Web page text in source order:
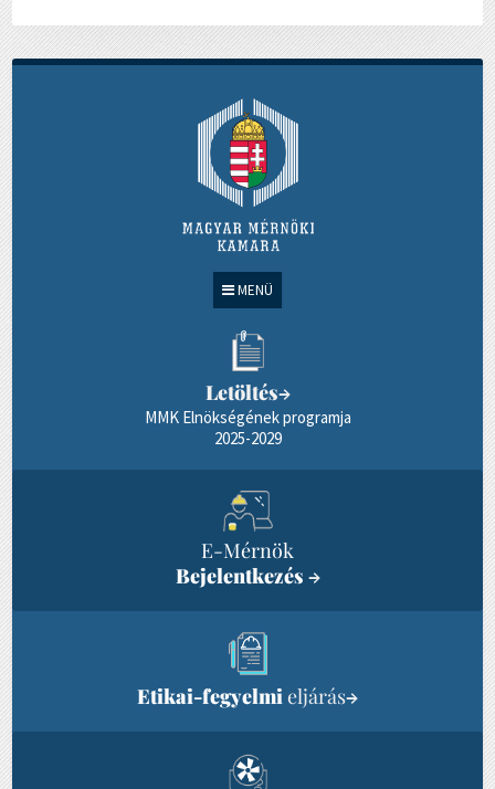
MENÜ
Letöltés→
MMK Elnökségének programja
2025-2029
E-Mérnök
Bejelentkezés →
Etikai-fegyelmieljárás→